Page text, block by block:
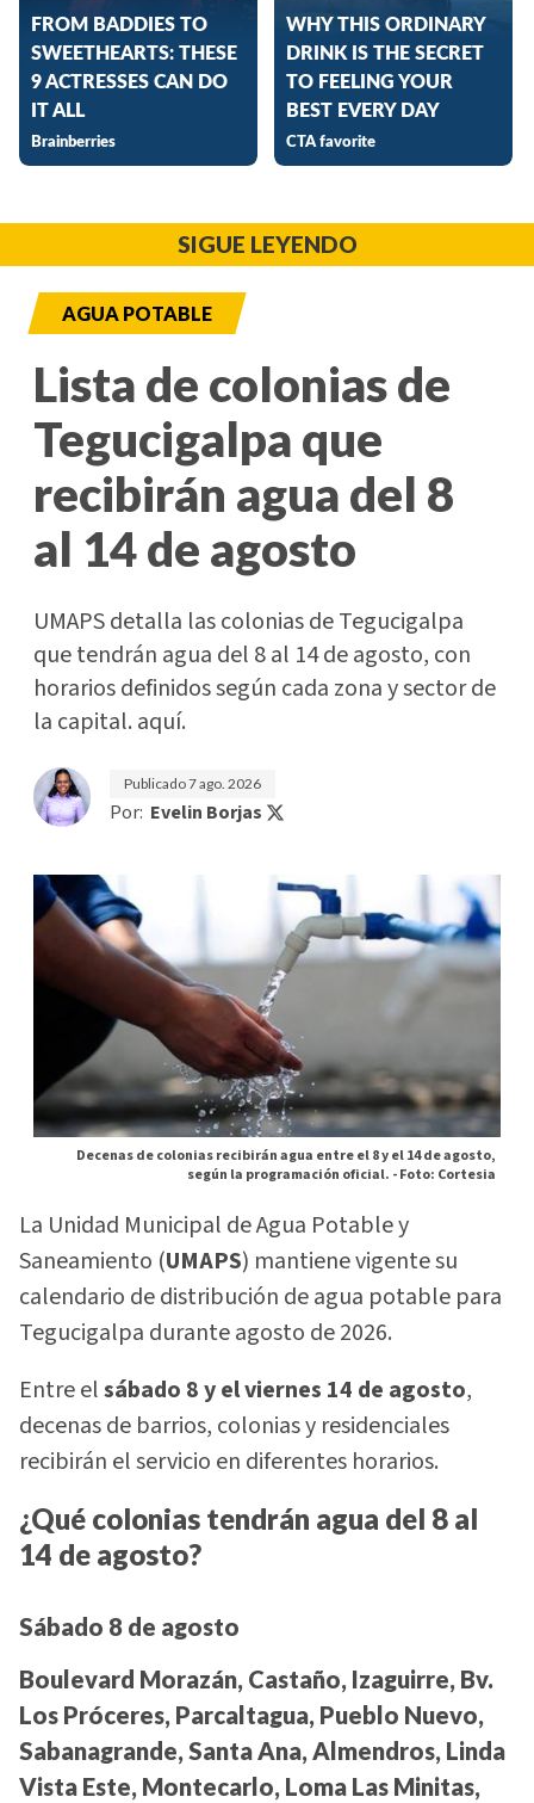
SIGUE LEYENDO
AGUA POTABLE
Lista de colonias de
Tegucigalpa que
recibirán agua del 8
al 14 de agosto
UMAPS detalla las colonias de Tegucigalpa
que tendrán agua del 8 al 14 de agosto, con
horarios definidos según cada zona y sector de
la capital. aquí.
Publicado7 ago. 2026
Por: Evelin Borjas
Decenas de colonias recibirán agua entre el 8 y el 14 de agosto,
según la programación oficial. -Foto: Cortesia
La Unidad Municipal de Agua Potable y
Saneamiento (UMAPS) mantiene vigente su
calendario de distribución de agua potable para
Tegucigalpa durante agosto de 2026.
Entre elsábado 8 y el viernes 14 de agosto,
decenas de barrios, colonias y residenciales
recibirán el servicio en diferentes horarios.
¿Qué colonias tendrán agua del 8 al
14 de agosto?
Sábado 8 de agosto
Boulevard Morazán, Castaño, Izaguirre, Bv.
Los Próceres, Parcaltagua, Pueblo Nuevo,
Sabanagrande, Santa Ana, Almendros, Linda
Vista Este, Montecarlo, Loma Las Minitas,